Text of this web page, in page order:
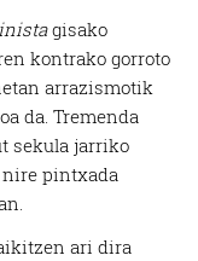
teknologia hori
Gehiago
gisako
kontrako gorroto
arrazismotik
da. Tremenda
sekula jarriko
nire pintxada
ari dira